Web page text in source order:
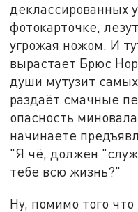
деклассированных
фотокарточке,
угрожая ножом. И
вырастает Брюс
души мутузит
раздаёт смачные
опасность
начинаете
"Я чё, должен
тебе всю жизнь?"
Ну, помимо того